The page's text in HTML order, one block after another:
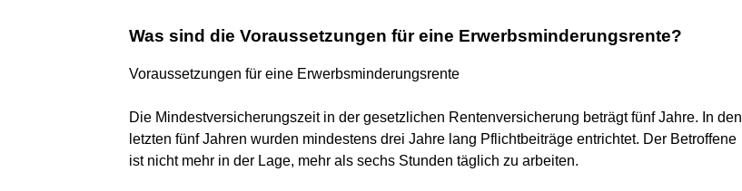
Was sind die Voraussetzungen für eine Erwerbsminderungsrente?
Voraussetzungen für eine Erwerbsminderungsrente
Die Mindestversicherungszeit in der gesetzlichen Rentenversicherung beträgt fünf Jahre. In den
letzten fünf Jahren wurden mindestens drei Jahre lang Pflichtbeiträge entrichtet. Der Betroffene
ist nicht mehr in der Lage, mehr als sechs Stunden täglich zu arbeiten.